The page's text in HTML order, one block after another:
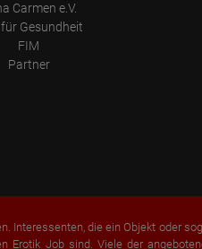
Carmen e.V.
Gesundheit
FIM
Partner
Interessenten, die ein Objekt oder
Job sind. Viele der